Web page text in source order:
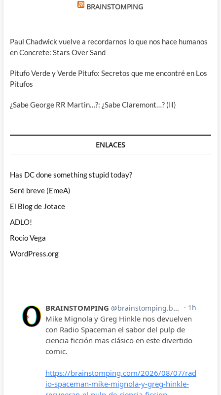
BRAINSTOMPING
Paul Chadwick vuelve a recordarnos lo que nos hace humanos
en Concrete: Stars Over Sand
Pitufo Verde y Verde Pitufo: Secretos que me encontré en Los
Pitufos
¿Sabe George RR Martin…?: ¿Sabe Claremont…? (II)
ENLACES
Has DC done something stupid today?
Seré breve (EmeA)
El Blog de Jotace
ADLO!
Rocío Vega
WordPress.org